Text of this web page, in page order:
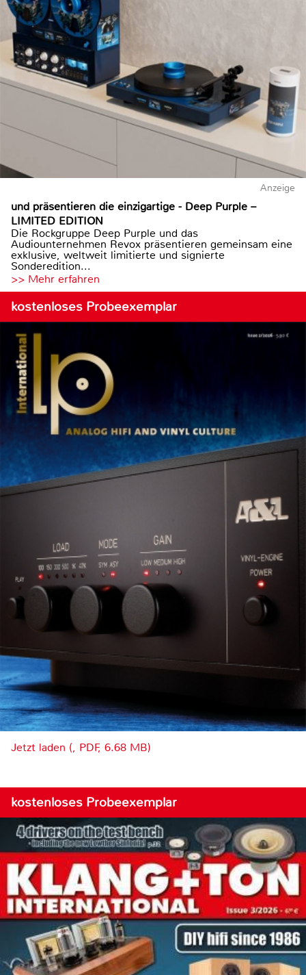
Anzeige
und präsentieren die einzigartige - Deep Purple –
LIMITED EDITION
Die Rockgruppe Deep Purple und das
Audiounternehmen Revox präsentieren gemeinsam eine
exklusive, weltweit limitierte und signierte
Sonderedition...
>> Mehr erfahren
kostenloses Probeexemplar
Jetzt laden (, PDF, 6.68 MB)
kostenloses Probeexemplar